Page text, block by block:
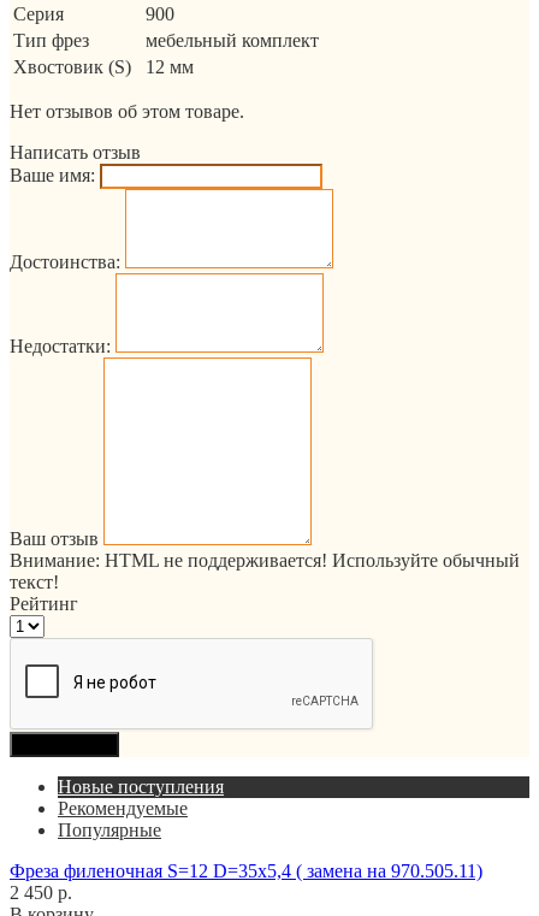
Серия
900
Тип фрез
мебельный комплект
Хвостовик (S)
12 мм
Нет отзывов об этом товаре.
Написать отзыв
Ваше имя:
Достоинства:
Недостатки:
Ваш отзыв
Внимание: HTML не поддерживается! Используйте обычный
текст!
Рейтинг
Новые поступления
Рекомендуемые
Популярные
Фреза филеночная S=12 D=35x5,4 ( замена на 970.505.11)
2 450 р.